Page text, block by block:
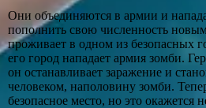
Они объединяются в армии и
пополнить свою численность
проживает в одном из безопасных
его город нападает армия зомби.
он останавливает заражение и
человеком, наполовину зомби.
безопасное место, но это окажется